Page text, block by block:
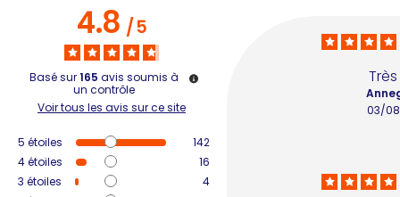
4.8/5
Basé sur165 avis soumis à
un contrôle
Voir tous les avis sur ce site
5 étoiles
142
4étoiles
16
3 étoiles
4
03/